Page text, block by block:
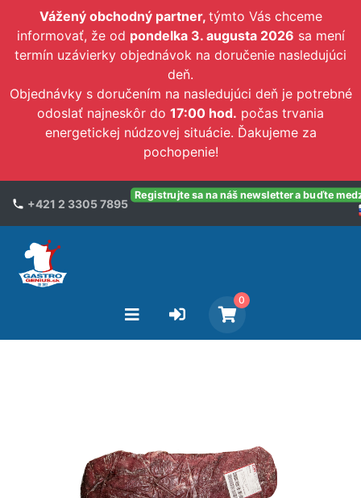
Vážený obchodný partner, týmto Vás chceme
informovať, že od pondelka 3. augusta 2026 sa mení
termín uzávierky objednávok na doručenie nasledujúci
deň.
Objednávky s doručením na nasledujúci deň je potrebné
odoslať najneskôr do 17:00 hod. počas trvania
energetickej núdzovej situácie. Ďakujeme za
pochopenie!
+421 2 3305 7895
Registrujte sa na náš newsletter a buďte
0